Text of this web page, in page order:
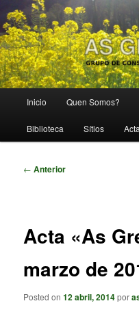
al
contenido
principalAs Grelas
Grupo de Consumo
principal
Inicio Quen Somos?
Biblioteca Sítios
Navegación
← Anterior
Acta «As
marzo de
Posted on12 abril, 2014por